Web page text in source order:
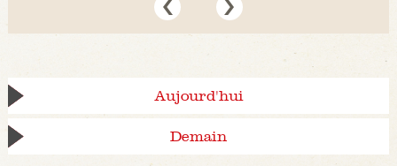
Aujourd'hui
Demain